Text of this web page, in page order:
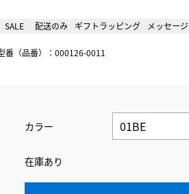
SALE 配送のみ ギフトラッピング メッセー
番（品番）：000126-0011
カラー
在庫あり